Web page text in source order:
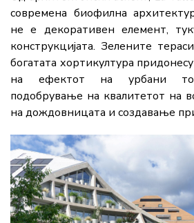
современа биофилна
не е декоративен елемент,
конструкцијата. Зелените
богатата хортикултура
на ефектот на урбани
подобрување на квалитетот на
на дождовницата и создавање